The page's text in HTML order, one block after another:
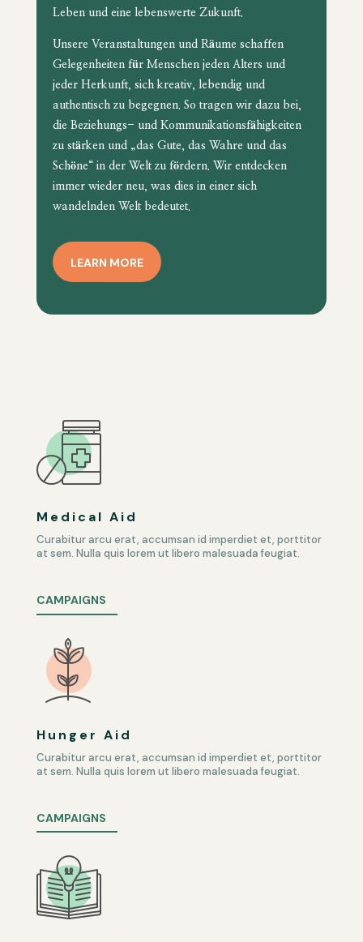
Leben und eine lebenswerte Zukunft.
Unsere Veranstaltungen und Räume schaffen
Gelegenheiten für Menschen jeden Alters und
jeder Herkunft, sich kreativ, lebendig und
authentisch zu begegnen. So tragen wir dazu bei,
die Beziehungs- und Kommunikationsfähigkeiten
zu stärken und „das Gute, das Wahre und das
Schöne“ in der Welt zu fördern. Wir entdecken
immer wieder neu, was dies in einer sich
wandelnden Welt bedeutet.
LEARN MORE
Medical Aid
Curabitur arcu erat, accumsan id imperdiet et, porttitor
at sem. Nulla quis lorem ut libero malesuada feugiat.
CAMPAIGNS
Hunger Aid
Curabitur arcu erat, accumsan id imperdiet et, porttitor
at sem. Nulla quis lorem ut libero malesuada feugiat.
CAMPAIGNS